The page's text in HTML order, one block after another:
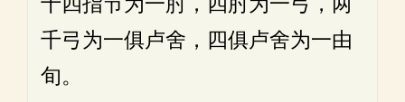
千弓为一俱卢舍，四俱卢舍为一由
旬。